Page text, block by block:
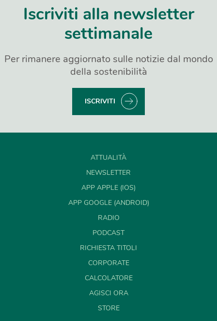
Iscriviti alla newsletter
settimanale
Per rimanere aggiornato sulle notizie dal mondo
della sostenibilità
ISCRIVITI
ATTUALITÀ
NEWSLETTER
APP APPLE (IOS)
APP GOOGLE (ANDROID)
RADIO
PODCAST
RICHIESTA TITOLI
CORPORATE
CALCOLATORE
AGISCI ORA
STORE